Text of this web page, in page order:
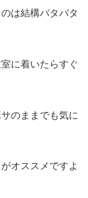
は結構バタバタ
に着いたらすぐ
のままでも気に
オススメですよ